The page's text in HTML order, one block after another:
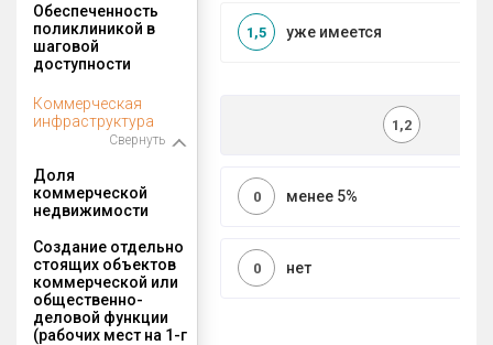
Обеспеченность
поликлиникой в
шаговой
доступности
уже имеется
1,5
Коммерческая
инфраструктура
Свернуть
1,2
Доля
коммерческой
недвижимости
менее 5%
0
Создание отдельно
стоящих объектов
коммерческой или
общественно-
деловой функции
(рабочих мест на 1-г
нет
0